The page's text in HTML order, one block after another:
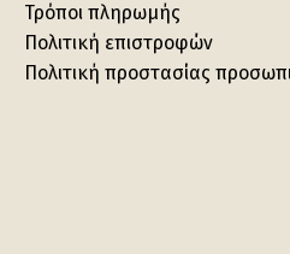
Τρόποι πληρωμής
Πολιτική επιστροφών
Πολιτική προστασίας